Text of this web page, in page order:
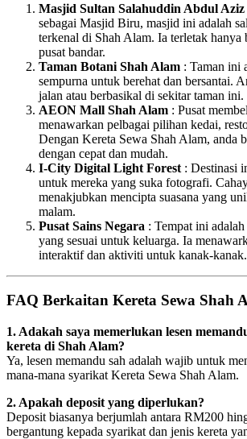
Masjid Sultan Salahuddin Abdul Aziz
sebagai Masjid Biru, masjid ini adalah
terkenal di Shah Alam. Ia terletak hanya
pusat bandar.
Taman Botani Shah Alam : Taman ini
sempurna untuk berehat dan bersantai.
jalan atau berbasikal di sekitar taman ini.
AEON Mall Shah Alam : Pusat
menawarkan pelbagai pilihan kedai,
Dengan Kereta Sewa Shah Alam, anda
dengan cepat dan mudah.
I-City Digital Light Forest : Destinasi
untuk mereka yang suka fotografi.
menakjubkan mencipta suasana yang
malam.
Pusat Sains Negara : Tempat ini
yang sesuai untuk keluarga. Ia
interaktif dan aktiviti untuk kanak-kanak.
FAQ Berkaitan Kereta Sewa Shah
1. Adakah saya memerlukan lesen
kereta di Shah Alam?
Ya, lesen memandu sah adalah wajib untuk
mana-mana syarikat Kereta Sewa Shah Alam.
2. Apakah deposit yang diperlukan?
Deposit biasanya berjumlah antara RM200
bergantung kepada syarikat dan jenis kereta